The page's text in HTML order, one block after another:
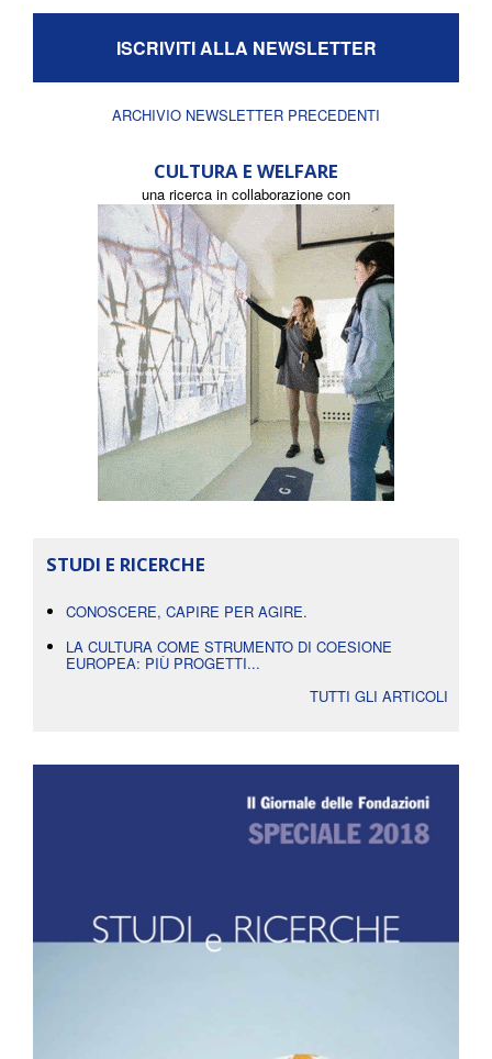
ISCRIVITI ALLA NEWSLETTER
ARCHIVIO NEWSLETTER PRECEDENTI
CULTURA E WELFARE
una ricerca in collaborazione con
STUDI E RICERCHE
CONOSCERE, CAPIRE PER AGIRE.
LA CULTURA COME STRUMENTO DI COESIONE
EUROPEA: PIÙ PROGETTI...
TUTTI GLI ARTICOLI